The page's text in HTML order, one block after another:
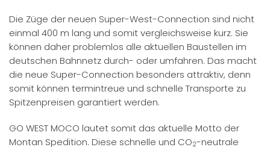
Die Züge der neuen Super-West-Connection sind nicht
einmal 400 m lang und somit vergleichsweise kurz. Sie
können daher problemlos alle aktuellen Baustellen im
deutschen Bahnnetz durch- oder umfahren. Das macht
die neue Super-Connection besonders attraktiv, denn
somit können termintreue und schnelle Transporte zu
Spitzenpreisen garantiert werden.
GO WEST MOCO lautet somit das aktuelle Motto der
Montan Spedition. Diese schnelle und CO2-neutrale